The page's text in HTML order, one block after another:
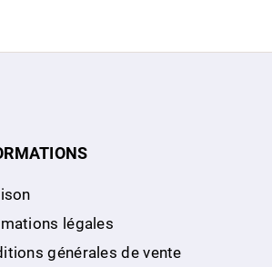
légales
générales de vente